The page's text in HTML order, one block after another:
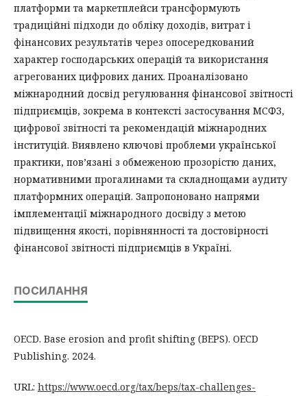
платформи та маркетплейси трансформують
традиційні підходи до обліку доходів, витрат і
фінансових результатів через опосередкований
характер господарських операцій та використання
агрегованих цифрових даних. Проаналізовано
міжнародний досвід регулювання фінансової звітності
підприємців, зокрема в контексті застосування МСФЗ,
цифрової звітності та рекомендацій міжнародних
інституцій. Виявлено ключові проблеми української
практики, пов’язані з обмеженою прозорістю даних,
нормативними прогалинами та складнощами аудиту
платформних операцій. Запропоновано напрями
імплементації міжнародного досвіду з метою
підвищення якості, порівнянності та достовірності
фінансової звітності підприємців в Україні.
ПОСИЛАННЯ
OECD. Base erosion and profit shifting (BEPS). OECD
Publishing. 2024.
URL: https://www.oecd.org/tax/beps/tax-challenges-